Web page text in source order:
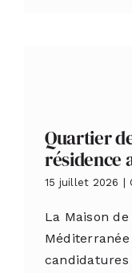
Quartier
résidence
15 juillet 2026
La Maison